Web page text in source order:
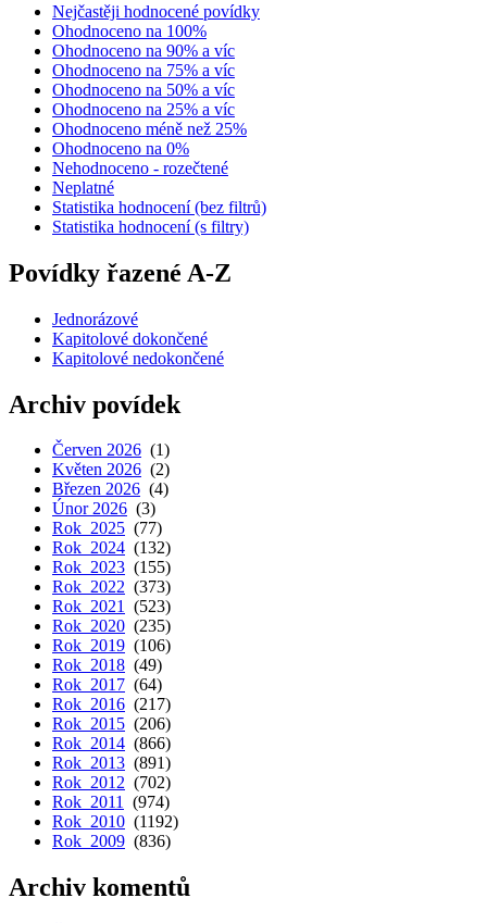
Nejčastěji hodnocené povídky
Ohodnoceno na 100%
Ohodnoceno na 90% a víc
Ohodnoceno na 75% a víc
Ohodnoceno na 50% a víc
Ohodnoceno na 25% a víc
Ohodnoceno méně než 25%
Ohodnoceno na 0%
Nehodnoceno - rozečtené
Neplatné
Statistika hodnocení (bez filtrů)
Statistika hodnocení (s filtry)
Povídky řazené A-Z
Jednorázové
Kapitolové dokončené
Kapitolové nedokončené
Archiv povídek
Červen 2026 (1)
Květen 2026 (2)
Březen 2026 (4)
Únor 2026 (3)
Rok 2025 (77)
Rok 2024 (132)
Rok 2023 (155)
Rok 2022 (373)
Rok 2021 (523)
Rok 2020 (235)
Rok 2019 (106)
Rok 2018 (49)
Rok 2017 (64)
Rok 2016 (217)
Rok 2015 (206)
Rok 2014 (866)
Rok 2013 (891)
Rok 2012 (702)
Rok 2011 (974)
Rok 2010 (1192)
Rok 2009 (836)
Archiv komentů